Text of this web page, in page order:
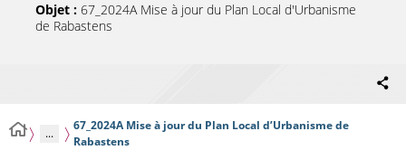
Objet : 67_2024A Mise à jour du Plan Local d'Urbanisme
de Rabastens
...
67_2024A Mise à jour du Plan Local d’Urbanisme de
Rabastens